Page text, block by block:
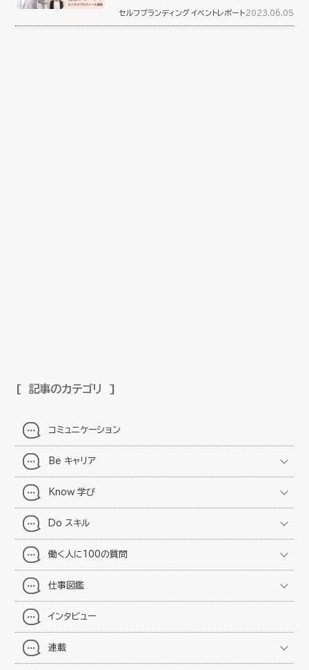
セルフブランディング イベントレポート 2023.06.05
記事のカテゴリ
コミュニケーション
Be キャリア
Know 学び
Do スキル
働く人に100の質問
仕事図鑑
インタビュー
連載